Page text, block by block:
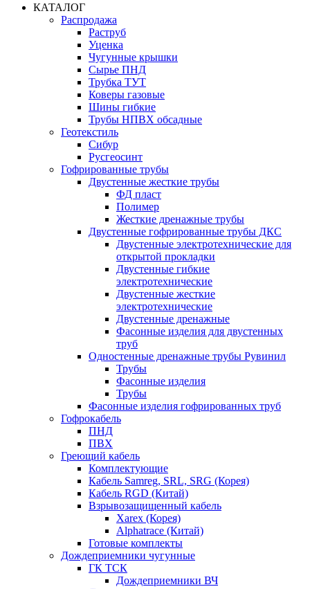
КАТАЛОГ
Распродажа
Раструб
Уценка
Чугунные крышки
Сырье ПНД
Трубка ТУТ
Коверы газовые
Шины гибкие
Трубы НПВХ обсадные
Геотекстиль
Сибур
Русгеосинт
Гофрированные трубы
Двустенные жесткие трубы
ФД пласт
Полимер
Жесткие дренажные трубы
Двустенные гофрированные трубы ДКС
Двустенные электротехнические для
открытой прокладки
Двустенные гибкие
электротехнические
Двустенные жесткие
электротехнические
Двустенные дренажные
Фасонные изделия для двустенных
труб
Одностенные дренажные трубы Рувинил
Трубы
Фасонные изделия
Трубы
Фасонные изделия гофрированных труб
Гофрокабель
ПНД
ПВХ
Греющий кабель
Комплектующие
Кабель Samreg, SRL, SRG (Корея)
Кабель RGD (Китай)
Взрывозащищенный кабель
Xarex (Корея)
Alphatrace (Китай)
Готовые комплекты
Дождеприемники чугунные
ГК ТСК
Дождеприемники ВЧ